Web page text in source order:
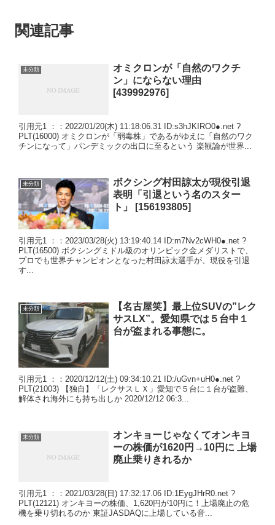
関連記事
未分類
オミクロンが「自然のワクチ
ン」にならない理由
[439992976]
引用元1 ：：2022/01/20(木) 11:18:06.31 ID:s3hJKIRO0●.net ?
PLT(16000) オミクロンが「弱毒株」であるがゆえに「自然のワク
チンになって」パンデミックの出口に至るという 楽観論が世界...
未分類
ボクシング村田諒太が現役引退
表明「引退という名のスター
ト」 [156193805]
引用元1 ：：2023/03/28(火) 13:19:40.14 ID:m7Nv2cWH0●.net ?
PLT(16500) ボクシングミドル級のオリンピック金メダリストで、
プロでも世界チャンピオンとなった村田諒太選手が、現役を引退
す...
未分類
【名古屋笑】最上位SUVの”レク
サスLX”。愛知県では５台中１
台が盗まれる事態に。
引用元1 ：：2020/12/12(土) 09:34:10.21 ID:/uGvn+uH0●.net ?
PLT(21003) 【独自】「レクサスＬＸ」愛知で５台に１台が盗難、
解体され海外にも持ち出しか 2020/12/12 06:3...
未分類
オンキョーじゃなくてオンキヨ
ーの株価が1620円→10円に 上場
廃止乗りきれるか
引用元1 ：：2021/03/28(日) 17:32:17.06 ID:1EygJHrR0.net ?
PLT(12121) オンキヨーの株価、1,620円が10円に！上場廃止の危
機を乗り切れるのか 東証JASDAQに上場している音...